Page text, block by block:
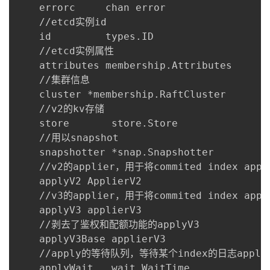
errorc     chan error
//etcd实例id
id         types.ID
//etcd实例属性
attributes membership.Attributes
//集群信息
cluster *membership.RaftCluster
//v2的kv存储
store       store.Store
//用以snapshot
snapshotter *snap.Snapshotter
//v2的applier，用于将commited index
applyV2 ApplierV2
//v3的applier，用于将commited index
applyV3 applierV3
//剥去了鉴权和配额功能的applyV3
applyV3Base applierV3
//apply的等待队列，等待某个index的日志apply